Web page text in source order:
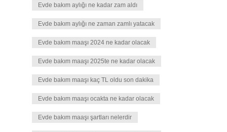
Evde bakım aylığı ne kadar zam aldı
Evde bakım aylığı ne zaman zamlı yatacak
Evde bakım maaşı 2024 ne kadar olacak
Evde bakım maaşı 2025te ne kadar olacak
Evde bakım maaşı kaç TL oldu son dakika
Evde bakım maaşı ocakta ne kadar olacak
Evde bakım maaşı şartları nelerdir